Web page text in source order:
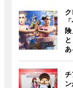
険
あ
チ